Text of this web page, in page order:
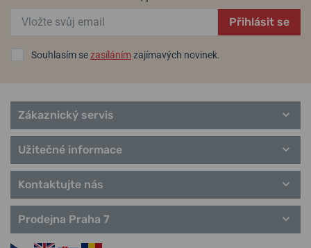
Baby-G
Edifice
Přihlásit se
Souhlasím sezasílánímzajímavých novinek.
Zákaznický servis
Užitečné informace
Kontaktujte nás
Prodejna Praha 7